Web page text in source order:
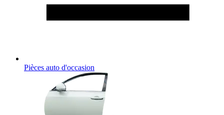
Pièces auto d'occasion